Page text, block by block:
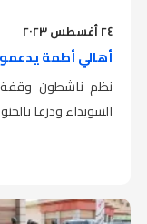
٢٤ أغسطس ٢٠٢٣
أهالي أطمة
نظم ناشطون
السويداء ودرعا